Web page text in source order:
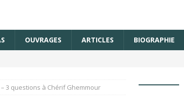
OUVRAGES ARTICLES BIOGRAPHIE
3 questions à Chérif Ghemmour